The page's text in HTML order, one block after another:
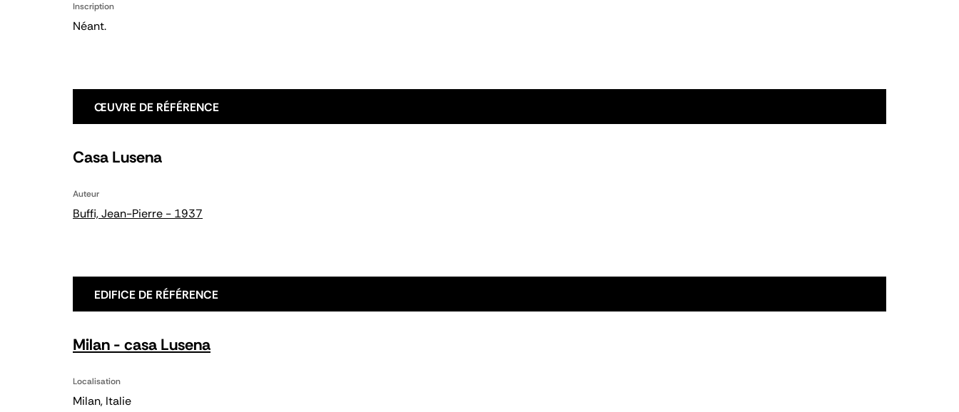
Inscription
Néant.
ŒUVRE DE RÉFÉRENCE
Casa Lusena
Auteur
Buffi, Jean-Pierre - 1937
EDIFICE DE RÉFÉRENCE
Milan - casa Lusena
Localisation
Milan, Italie